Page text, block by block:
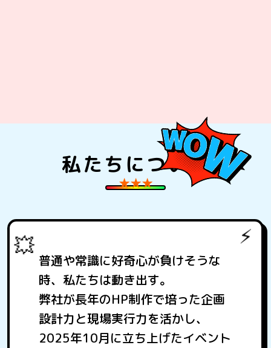
私たちについて
普通や常識に好奇心が負けそうな
時、私たちは動き出す。
弊社が長年のHP制作で培った企画
設計力と現場実行力を活かし、
2025年10月に立ち上げたイベント